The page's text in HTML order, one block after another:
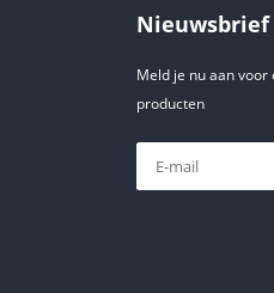
Nieuwsbrief
Meld je nu aan
producten